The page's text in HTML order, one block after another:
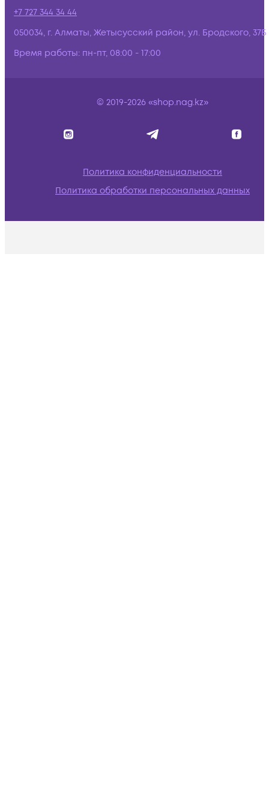
+7 727 344 34 44
050034, г. Алматы, Жетысусский район, ул. Бродского, 37Б
Время работы: пн-пт, 08:00 - 17:00
© 2019-2026 «shop.nag.kz»
Политика конфиденциальности
Политика обработки персональных данных